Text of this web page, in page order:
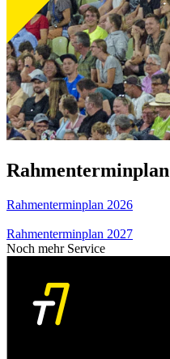
Rahmenterminplan
Rahmenterminplan 2026
Rahmenterminplan 2027
Noch mehr Service